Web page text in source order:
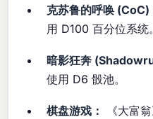
克苏鲁的呼唤 (CoC)
用 D100 百分位系统。
暗影狂奔
使用 D6 骰池。
棋盘游戏：
《大富